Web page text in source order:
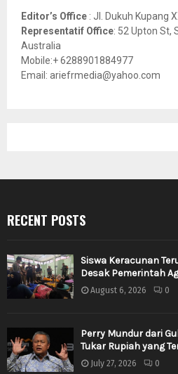
Editor’s Office : Jl. Dukuh Kupang
Representatif Office: 52 Upton St,
Australia
Mobile:+ 6288901884977
Email: ariefrmedia@yahoo.com
RECENT POSTS
Siswa Keracunan
Desak Pemerintah
August 6, 2026 0
Perry Mundur dari
Tukar Rupiah yang
July 27, 2026 0